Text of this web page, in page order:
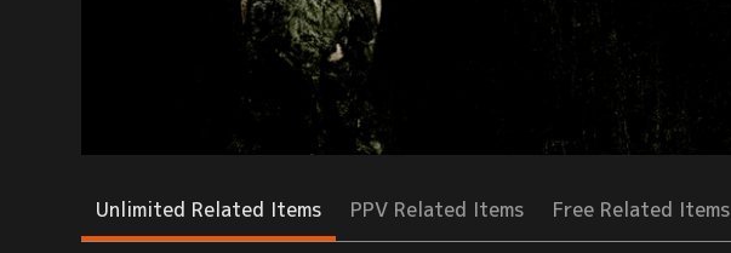
Unlimited Related Items PPV Related Items Free Related Items